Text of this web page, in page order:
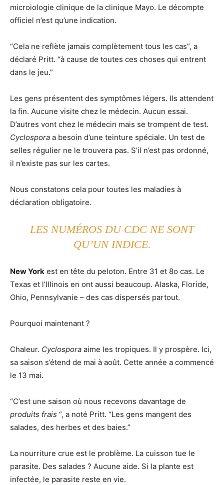
microiologie clinique de la clinique Mayo. Le décompte
officiel n’est qu’une indication.
“Cela ne reflète jamais complètement tous les cas”, a
déclaré Pritt. “à cause de toutes ces choses qui entrent
dans le jeu.”
Les gens présentent des symptômes légers. Ils attendent
la fin. Aucune visite chez le médecin. Aucun essai.
D’autres vont chez le médecin mais se trompent de test.
Cyclospora a besoin d’une teinture spéciale. Un test de
selles régulier ne le trouvera pas. S’il n’est pas ordonné,
il n’existe pas sur les cartes.
Nous constatons cela pour toutes les maladies à
déclaration obligatoire.
LES NUMÉROS DU CDC NE SONT
QU’UN INDICE.
New York est en tête du peloton. Entre 31 et 8o cas. Le
Texas et l’Illinois en ont aussi beaucoup. Alaska, Floride,
Ohio, Pennsylvanie – des cas dispersés partout.
Pourquoi maintenant ?
Chaleur. Cyclospora aime les tropiques. Il y prospère. Ici,
sa saison s’étend de mai à août. Cette année a commencé
le 13 mai.
“C’est une saison où nous recevons davantage de
produits frais “, a noté Pritt. “Les gens mangent des
salades, des herbes et des baies.”
La nourriture crue est le problème. La cuisson tue le
parasite. Des salades ? Aucune aide. Si la plante est
infectée, le parasite reste en vie.